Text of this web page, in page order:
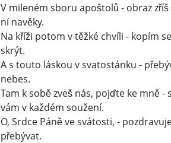
V mileném sboru apoštolů - obraz
ní navěky.
Na kříži potom v těžké chvíli - kopím
skrýt.
A s touto láskou v svatostánku -
nebes.
Tam k sobě zveš nás, pojďte ke mně
vám v každém soužení.
O, Srdce Páně ve svátosti, -
přebývat.